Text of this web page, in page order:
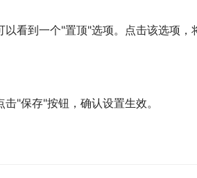
看到一个"置顶"选项。点击该选项，
"保存"按钮，确认设置生效。